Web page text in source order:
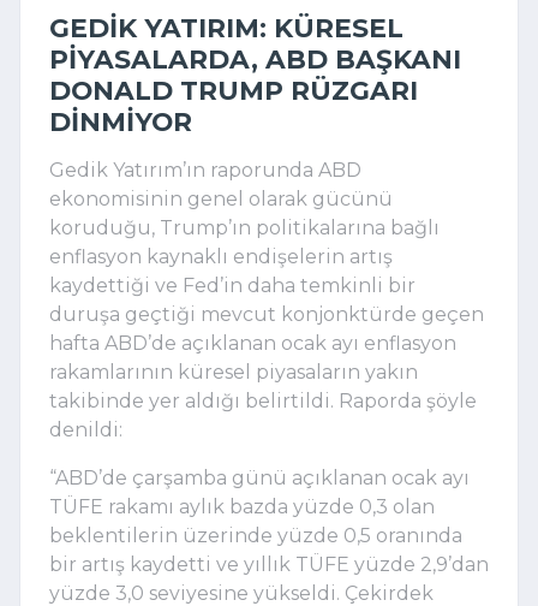
GEDIK YATIRIM: KÜRESEL
PIYASALARDA, ABD BAŞKANI
DONALD TRUMP RÜZGARI
DINMIYOR
Gedik Yatırım’ın raporunda ABD
ekonomisinin genel olarak gücünü
koruduğu, Trump’ın politikalarına bağlı
enflasyon kaynaklı endişelerin artış
kaydettiği ve Fed’in daha temkinli bir
duruşa geçtiği mevcut konjonktürde geçen
hafta ABD’de açıklanan ocak ayı enflasyon
rakamlarının küresel piyasaların yakın
takibinde yer aldığı belirtildi. Raporda şöyle
denildi:
“ABD’de çarşamba günü açıklanan ocak ayı
TÜFE rakamı aylık bazda yüzde 0,3 olan
beklentilerin üzerinde yüzde 0,5 oranında
bir artış kaydetti ve yıllık TÜFE yüzde 2,9’dan
yüzde 3,0 seviyesine yükseldi. Çekirdek